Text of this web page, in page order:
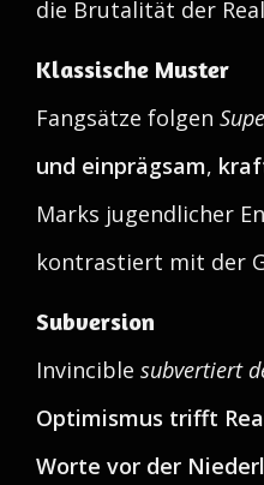
die Brutalität der
Klassische Muster
Fangsätze folgen
und einprägsam,
Marks jugendlicher
kontrastiert mit der
Subversion
Invincible subvertiert
Optimismus trifft
Worte vor der